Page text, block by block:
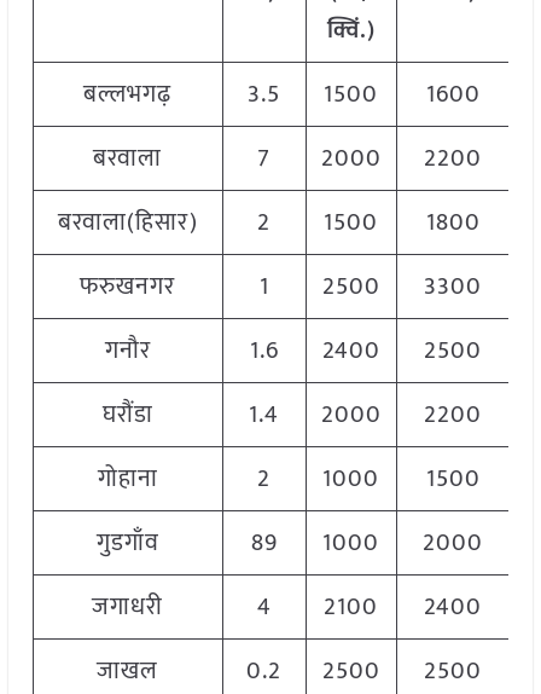
क्विं.)
बल्लभगढ़
3.5 1500 1600
बरवाला
7 2000 2200
बरवाला(हिसार)
2 1500 1800
फरुखनगर
1 2500 3300
गनौर
1.6 2400 2500
घरौंडा
1.4 2000 2200
गोहाना
2 1000 1500
गुडगाँव
89 1000 2000
जगाधरी
4 2100 2400
जाखल
0.2 2500 2500